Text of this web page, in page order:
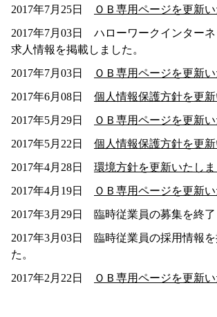
2017年7月25日
ＯＢ専用ページを更新い
2017年7月03日 ハローワークインター
求人情報を掲載しました。
2017年7月03日
ＯＢ専用ページを更新い
2017年6月08日 個人情報保護方針を更新
2017年5月29日
ＯＢ専用ページを更新い
2017年5月22日 個人情報保護方針を更新
2017年4月28日 環境方針を更新いたしま
2017年4月19日
ＯＢ専用ページを更新い
2017年3月29日 臨時従業員の募集を終了
2017年3月03日 臨時従業員の採用情報
た。
2017年2月22日
ＯＢ専用ページを更新い